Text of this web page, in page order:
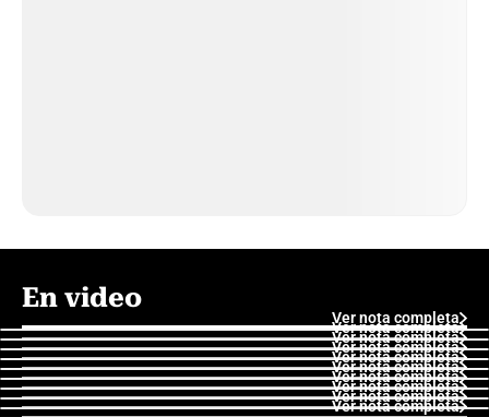
En video
Ver nota completa
Ver nota completa
Ver nota completa
Ver nota completa
Ver nota completa
Ver nota completa
Ver nota completa
Ver nota completa
Ver nota completa
Ver nota completa